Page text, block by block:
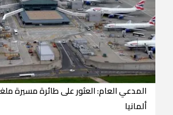
المدعي العام: العثور على طائرة مسيرة
ألمانيا